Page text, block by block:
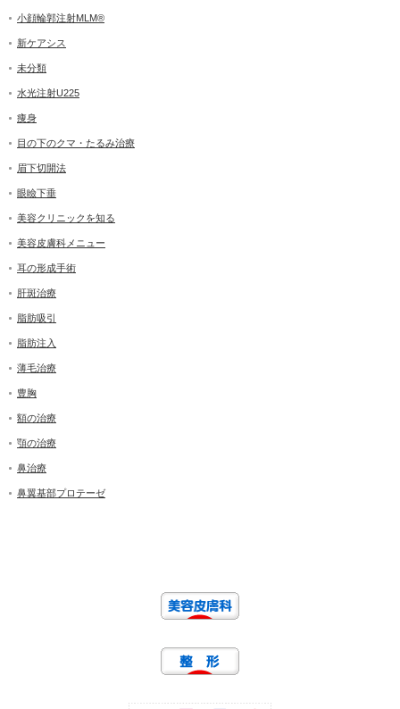
小顔輪郭注射MLM®
新ケアシス
未分類
水光注射U225
痩身
目の下のクマ・たるみ治療
眉下切開法
眼瞼下垂
美容クリニックを知る
美容皮膚科メニュー
耳の形成手術
肝斑治療
脂肪吸引
脂肪注入
薄毛治療
豊胸
額の治療
顎の治療
鼻治療
鼻翼基部プロテーゼ